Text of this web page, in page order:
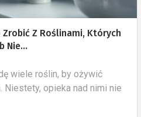
– Jak Podejść Do Zakupu,
biurowego nie jest łatwy.
ogromny wybór, wiele